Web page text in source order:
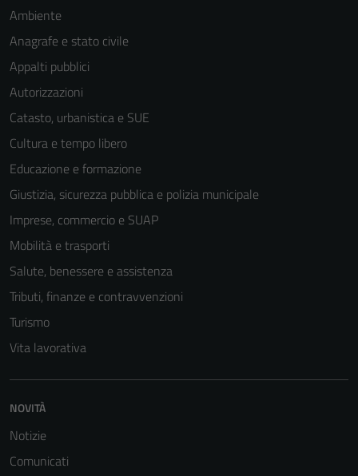
Ambiente
Anagrafe e stato civile
Appalti pubblici
Autorizzazioni
Catasto, urbanistica e SUE
Cultura e tempo libero
Educazione e formazione
Giustizia, sicurezza pubblica e polizia municipale
Imprese, commercio e SUAP
Mobilità e trasporti
Salute, benessere e assistenza
Tributi, finanze e contravvenzioni
Turismo
Vita lavorativa
NOVITÀ
Notizie
Comunicati